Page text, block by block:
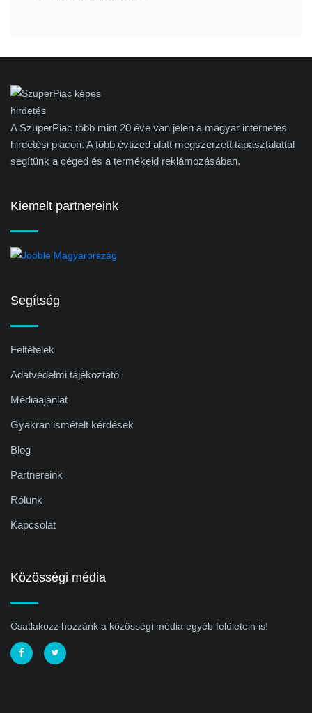
A SzuperPiac több mint 20 éve van jelen a magyar internetes
hirdetési piacon. A több évtized alatt megszerzett tapasztalattal
segítünk a céged és a termékeid reklámozásában.
Kiemelt partnereink
Segítség
Feltételek
Adatvédelmi tájékoztató
Médiaajánlat
Gyakran ismételt kérdések
Blog
Partnereink
Rólunk
Kapcsolat
Közösségi média
Csatlakozz hozzánk a közösségi média egyéb felületein is!